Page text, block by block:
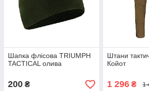
Шапка флісова TRIUMPH
TACTICAL олива
200 ₴
Штани
Койот
1 296₴ 1